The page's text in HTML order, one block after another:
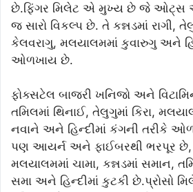
છે.ફિંગર મિલેટ એ મુખ્ય છે જે ઓટ્સ
જ સારો વિકલ્પ છે. તે કન્નડમાં રાગી,
કેલવરાગુ, મલયાલમમાં કુવારુગુ અને
ઓળખાય છે.
ફોક્સટેલ બાજરી ખનિજો અને
તમિલમાં થિનાઈ, તેલુગુમાં કિરા,
નવાને અને હિન્દીમાં કંગની તરીકે
પણ આયર્ન અને ફાઈબરથી ભરપૂર છે,
મલયાલમમાં ચામા, કન્નડમાં સમાન,
સમા અને હિન્દીમાં કુટકી છે.પ્રોસો